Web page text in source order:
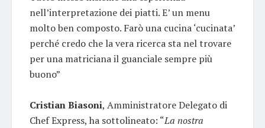
nell’interpretazione dei piatti. E’ un menu
molto ben composto. Farò una cucina ‘cucinata’
perché credo che la vera ricerca sta nel trovare
per una matriciana il guanciale sempre più
buono”
Cristian Biasoni, Amministratore Delegato di
Chef Express, ha sottolineato: “La nostra